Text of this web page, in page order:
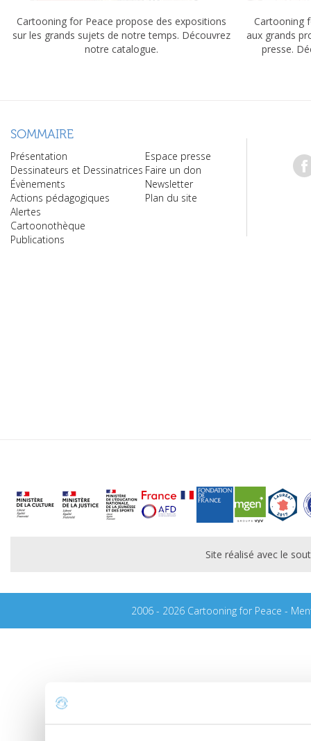
Cartooning for Peace propose des expositions
sur les grands sujets de notre temps. Découvrez
notre catalogue.
Cartooning
aux grands
presse.
SOMMAIRE
Présentation
Dessinateurs et Dessinatrices
Évènements
Actions pédagogiques
Alertes
Cartoonothèque
Publications
Espace presse
Faire un don
Newsletter
Plan du site
Site réalisé avec le
2006 - 2026 Cartooning for Peace -